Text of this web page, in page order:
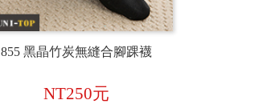
855 黑晶竹炭無縫合腳踝襪
NT250元